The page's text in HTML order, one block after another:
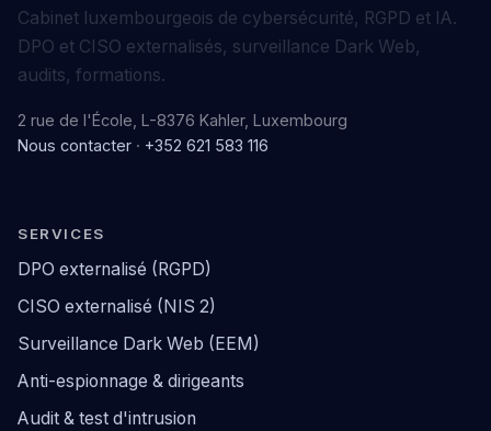
Cabinet luxembourgeois de cybersécurité, RGPD et IA.
DPO et CISO externalisés, surveillance Dark Web,
audits, formations.
2 rue de l'École, L-8376 Kahler, Luxembourg
Nous contacter · +352 621 583 116
SERVICES
DPO externalisé (RGPD)
CISO externalisé (NIS 2)
Surveillance Dark Web (EEM)
Anti-espionnage & dirigeants
Audit & test d'intrusion